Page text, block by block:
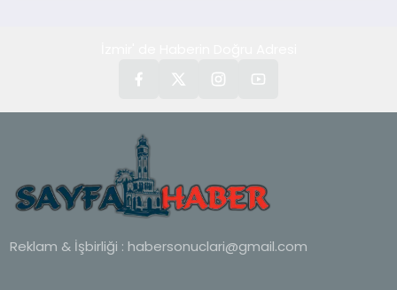
Reklam & İşbirliği : habersonuclari@gmail.com